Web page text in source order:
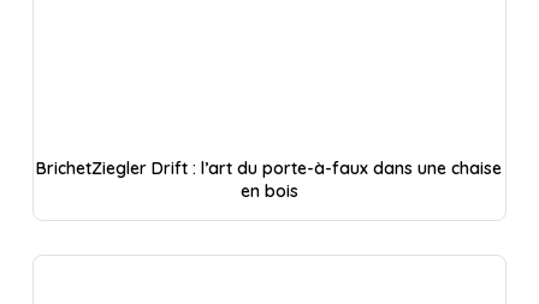
BrichetZiegler Drift : l’art du porte-à-faux dans une chaise
en bois